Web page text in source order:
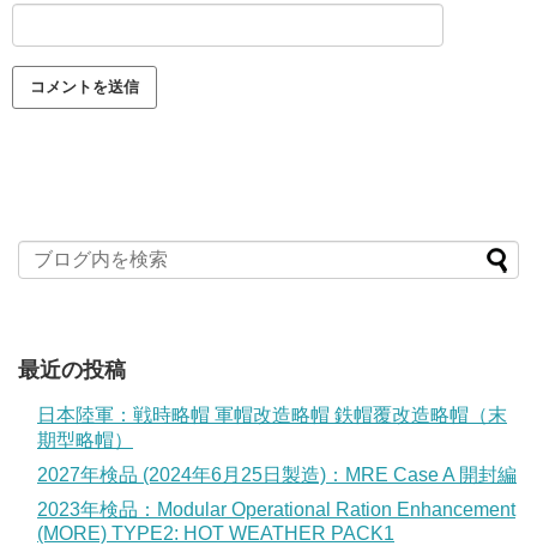
最近の投稿
日本陸軍：戦時略帽 軍帽改造略帽 鉄帽覆改造略帽（末
期型略帽）
2027年検品 (2024年6月25日製造)：MRE Case A 開封編
2023年検品：Modular Operational Ration Enhancement
(MORE) TYPE2: HOT WEATHER PACK1